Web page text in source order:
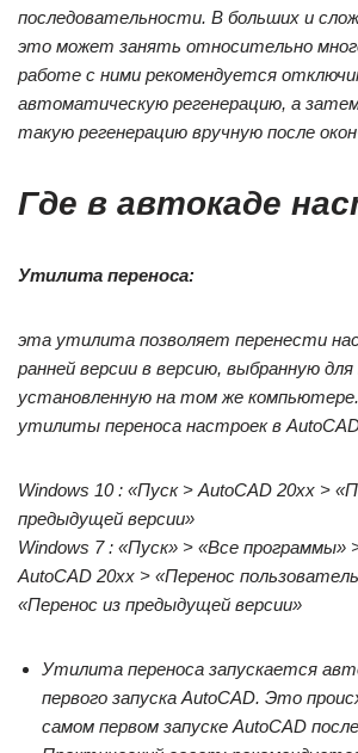
последовательности. В больших и
это может занять относительно
работе с ними рекомендуется
автоматическую регенерацию, а
такую регенерацию вручную после
Где в автокаде
Утилита переноса:
эта утилита позволяет перенести
ранней версии в версию, выбранную для
установленную на том же
утилиты переноса настроек в
Windows 10 : «Пуск > AutoCAD 20xx >
предыдущей версии»
Windows 7 : «Пуск» > «Все программы»
AutoCAD 20xx > «Перенос
«Перенос из предыдущей версии»
Утилита переноса запускается
первого запуска AutoCAD. Это
самом первом запуске AutoCAD